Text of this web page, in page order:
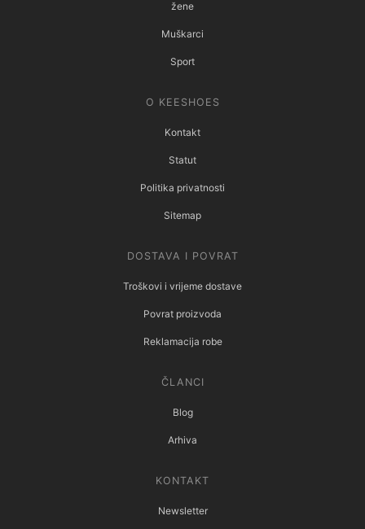
žene
Muškarci
Sport
O KEESHOES
Kontakt
Statut
Politika privatnosti
Sitemap
DOSTAVA I POVRAT
Troškovi i vrijeme dostave
Povrat proizvoda
Reklamacija robe
ČLANCI
Blog
Arhiva
KONTAKT
Newsletter